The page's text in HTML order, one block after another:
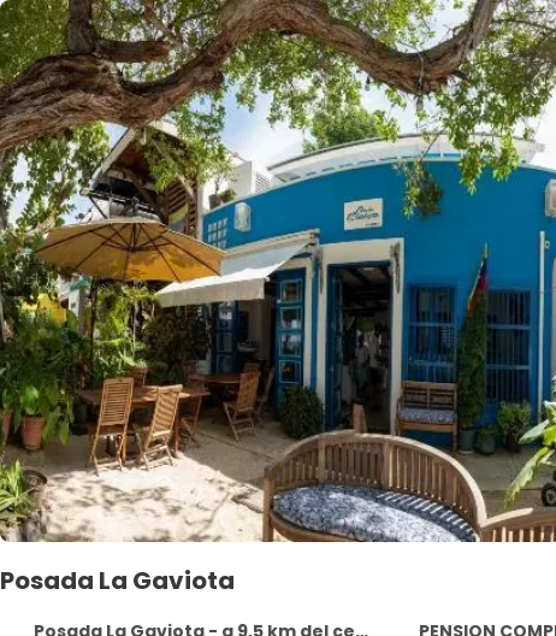
Posada La Gaviota
Posada La Gaviota - a 9,5 km del centro
PENSION